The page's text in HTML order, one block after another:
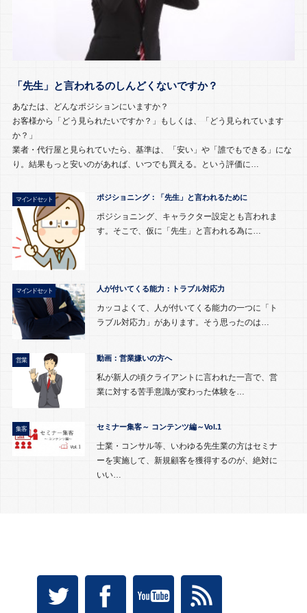
「先生」と言われるのしんどくないですか？
あなたは、どんなポジションにいますか？
お客様から「どう見られたいですか？」もしくは、「どう見られています
か？」
業者・代行屋と見られていたら、基準は、「安い」や「誰でもできる」にな
り。結果もっと安いのがあれば、いつでも買える。という評価に…
マインドセット ポジショニング：「先生」と言われるために
ポジショニング、キャラクター設定とも言われま
す。そこで、仮に「先生」と言われる為に…
マインドセット 人が付いてくる能力：トラブル対応力
カッコよくて、人が付いてくる能力の一つに「ト
ラブル対応力」があります。そう思ったのは…
営業 動画：営業嫌いの方へ
私が新人の頃クライアントに言われた一言で、営
業に対する苦手意識が変わった体験を…
集客 セミナー集客～ コンテンツ編～Vol.1
士業・コンサル等、いわゆる先生業の方はセミナ
ーを実施して、新規顧客を獲得するのが、絶対に
いい…